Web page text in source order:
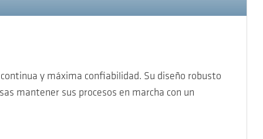
y máxima confiabilidad. Su diseño robusto
mantener sus procesos en marcha con un